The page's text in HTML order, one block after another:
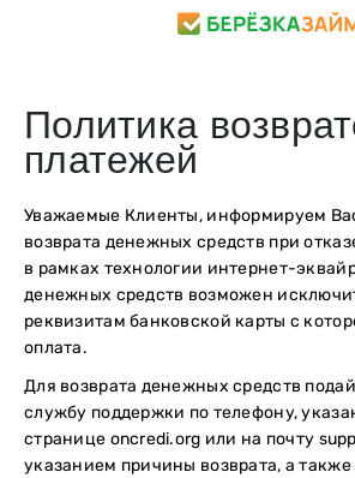
Политика
платежей
Уважаемые Клиенты, информируем
возврата денежных средств при
в рамках технологии интернет-
денежных средств возможен
реквизитам банковской карты с
оплата.
Для возврата денежных средств
службу поддержки по телефону,
странице oncredi.org или на почту
указанием причины возврата, а